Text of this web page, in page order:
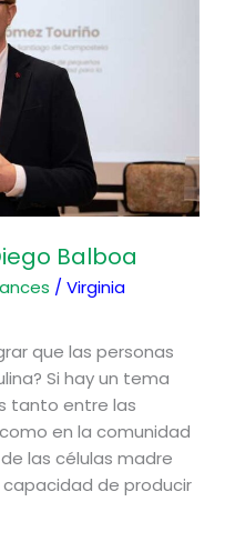
Balboa
/Virginia
que las personas
Si hay un tema
tanto entre las
en la comunidad
las células madre
de producir